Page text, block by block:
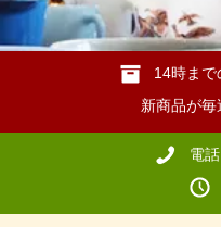
14時ま
新商品が毎
電